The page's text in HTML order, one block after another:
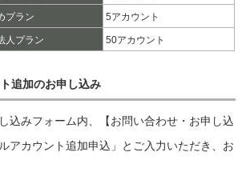
プラン 5アカウント
人プラン 50アカウント
追加のお申し込み
込みフォーム内、【お問い合わせ・お申し込
アカウント追加申込」とご入力いただき、お